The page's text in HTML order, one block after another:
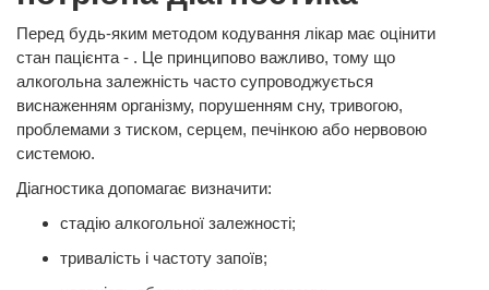
Перед будь-яким методом кодування лікар має оцінити
стан пацієнта - . Це принципово важливо, тому що
алкогольна залежність часто супроводжується
виснаженням організму, порушенням сну, тривогою,
проблемами з тиском, серцем, печінкою або нервовою
системою.
Діагностика допомагає визначити:
стадію алкогольної залежності;
тривалість і частоту запоїв;